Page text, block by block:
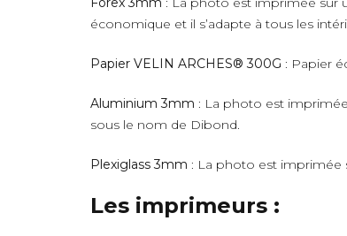
économique et il s’adapte à tous les
Papier VELIN ARCHES® 300G : Papier
Aluminium 3mm : La photo est
sous le nom de Dibond.
Plexiglass 3mm : La photo est imprimée
Les imprimeurs :